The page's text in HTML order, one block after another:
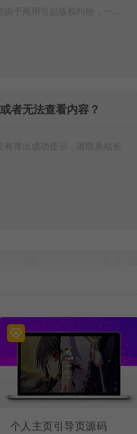
于商用引起版权纠纷，一切
者无法查看内容？
弹出成功提示，请联系站长
个人主页引导页源码